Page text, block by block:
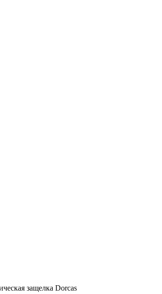
защелка Dorcas